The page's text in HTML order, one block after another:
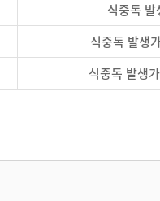
식중독
식중독 발생
식중독 발생